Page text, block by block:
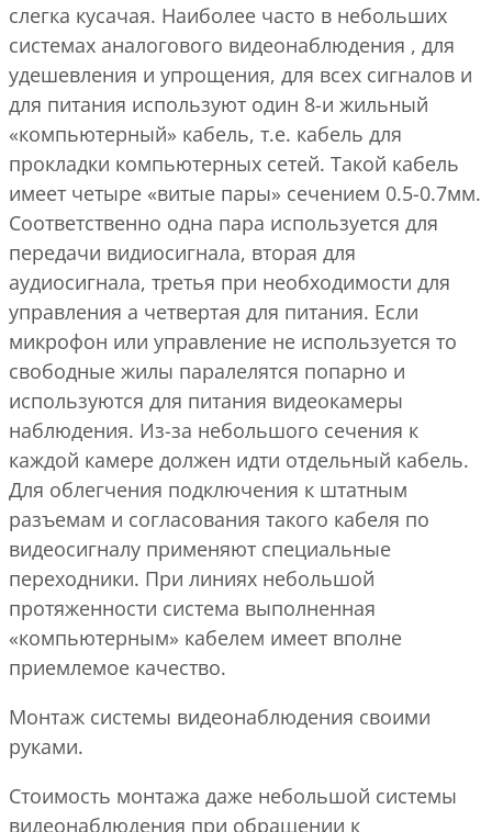
слегка кусачая. Наиболее часто в небольших
системах аналогового видеонаблюдения , для
удешевления и упрощения, для всех сигналов и
для питания используют один 8-и жильный
«компьютерный» кабель, т.е. кабель для
прокладки компьютерных сетей. Такой кабель
имеет четыре «витые пары» сечением 0.5-0.7мм.
Соответственно одна пара используется для
передачи видиосигнала, вторая для
аудиосигнала, третья при необходимости для
управления а четвертая для питания. Если
микрофон или управление не используется то
свободные жилы паралелятся попарно и
используются для питания видеокамеры
наблюдения. Из-за небольшого сечения к
каждой камере должен идти отдельный кабель.
Для облегчения подключения к штатным
разъемам и согласования такого кабеля по
видеосигналу применяют специальные
переходники. При линиях небольшой
протяженности система выполненная
«компьютерным» кабелем имеет вполне
приемлемое качество.
Монтаж системы видеонаблюдения своими
руками.
Стоимость монтажа даже небольшой системы
видеонаблюдения при обращении к